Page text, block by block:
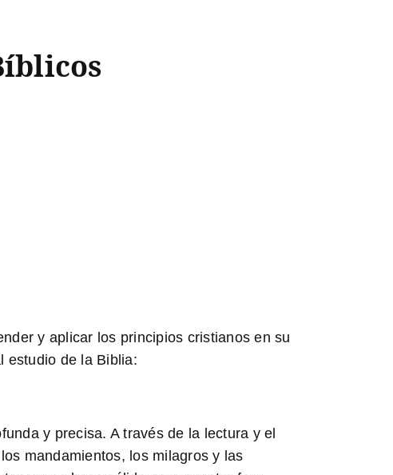
y aplicar los principios cristianos en su
estudio de la Biblia:
y precisa. A través de la lectura y el
mandamientos, los milagros y las